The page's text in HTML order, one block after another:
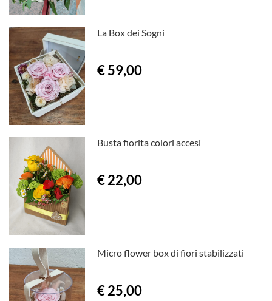
La Box dei Sogni
€ 59,00
Busta fiorita colori accesi
€ 22,00
Micro flower box di fiori stabilizzati
€ 25,00